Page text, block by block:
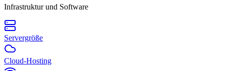
Infrastruktur und Software
Servergröße
Cloud-Hosting